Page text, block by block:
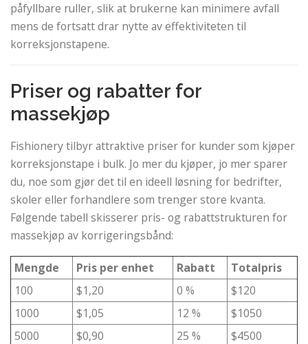
påfyllbare ruller, slik at brukerne kan minimere avfall
mens de fortsatt drar nytte av effektiviteten til
korreksjonstapene.
Priser og rabatter for
massekjøp
Fishionery tilbyr attraktive priser for kunder som kjøper
korreksjonstape i bulk. Jo mer du kjøper, jo mer sparer
du, noe som gjør det til en ideell løsning for bedrifter,
skoler eller forhandlere som trenger store kvanta.
Følgende tabell skisserer pris- og rabattstrukturen for
massekjøp av korrigeringsbånd:
Mengde Pris per enhet Rabatt
Totalpris
100
$1,20 0 %
$120
1000
$1,05 12 %
$1050
5000
$0,90 25 %
$4500